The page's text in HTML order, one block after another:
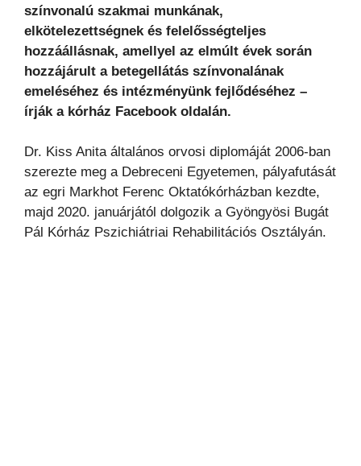
színvonalú szakmai munkának,
elkötelezettségnek és felelősségteljes
hozzáállásnak, amellyel az elmúlt évek során
hozzájárult a betegellátás színvonalának
emeléséhez és intézményünk fejlődéséhez –
írják a kórház Facebook oldalán.
Dr. Kiss Anita általános orvosi diplomáját 2006-ban
szerezte meg a Debreceni Egyetemen, pályafutását
az egri Markhot Ferenc Oktatókórházban kezdte,
majd 2020. januárjától dolgozik a Gyöngyösi Bugát
Pál Kórház Pszichiátriai Rehabilitációs Osztályán.